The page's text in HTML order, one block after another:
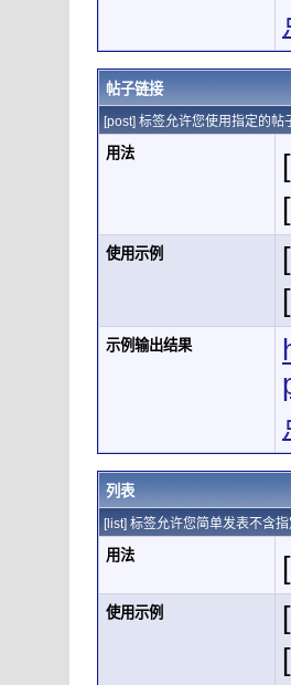
帖子链接
[post] 标签允许您使用指定的
用法
使用示例
示例输出结果
列表
[list] 标签允许您简单发表不含
用法
使用示例